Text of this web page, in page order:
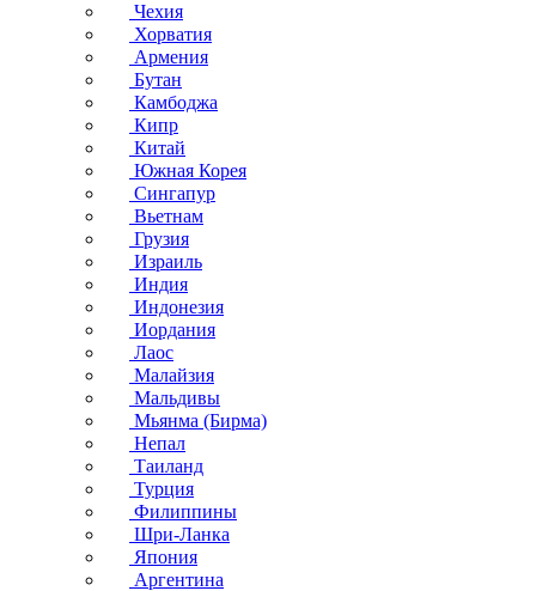
Чехия
Хорватия
Армения
Бутан
Камбоджа
Кипр
Китай
Южная Корея
Сингапур
Вьетнам
Грузия
Израиль
Индия
Индонезия
Иордания
Лаос
Малайзия
Мальдивы
Мьянма (Бирма)
Непал
Таиланд
Турция
Филиппины
Шри-Ланка
Япония
Аргентина